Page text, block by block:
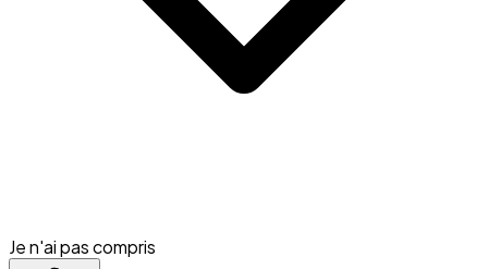
Je n'ai pas compris